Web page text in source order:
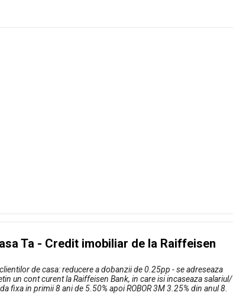
Ta - Credit imobiliar de la Raiffeisen
de casa: reducere a dobanzii de 0.25pp - se adreseaza
un cont curent la Raiffeisen Bank, in care isi incaseaza salariul/
fixa in primii 8 ani de 5.50% apoi ROBOR 3M 3.25% din anul 8.